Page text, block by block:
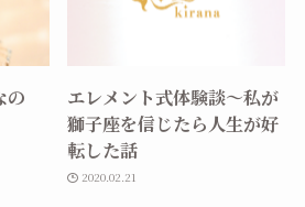
の
エレメント式体験談～私が
獅子座を信じたら人生が好
転した話
2020.02.21